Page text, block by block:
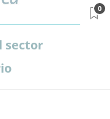
sector
0